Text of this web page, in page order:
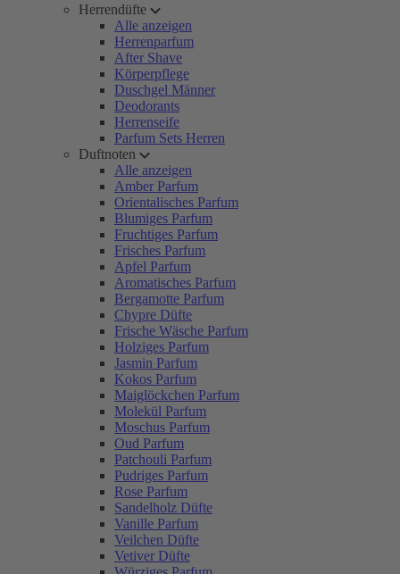
Herrendüfte
Alle anzeigen
Herrenparfum
After Shave
Körperpflege
Duschgel Männer
Deodorants
Herrenseife
Parfum Sets Herren
Duftnoten
Alle anzeigen
Amber Parfum
Orientalisches Parfum
Blumiges Parfum
Fruchtiges Parfum
Frisches Parfum
Apfel Parfum
Aromatisches Parfum
Bergamotte Parfum
Chypre Düfte
Frische Wäsche Parfum
Holziges Parfum
Jasmin Parfum
Kokos Parfum
Maiglöckchen Parfum
Molekül Parfum
Moschus Parfum
Oud Parfum
Patchouli Parfum
Pudriges Parfum
Rose Parfum
Sandelholz Düfte
Vanille Parfum
Veilchen Düfte
Vetiver Düfte